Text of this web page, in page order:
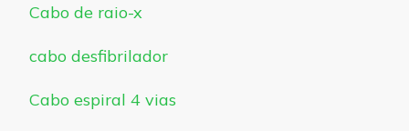
Cabo de raio-x
cabo desfibrilador
Cabo espiral 4 vias